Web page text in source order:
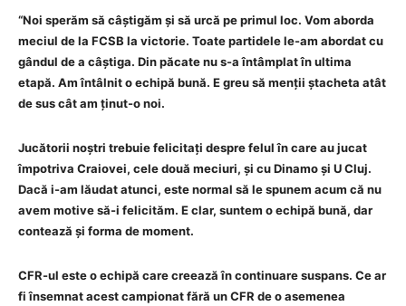
“Noi sperăm să câștigăm și să urcă pe primul loc. Vom aborda
meciul de la FCSB la victorie. Toate partidele le-am abordat cu
gândul de a câștiga. Din păcate nu s-a întâmplat în ultima
etapă. Am întâlnit o echipă bună. E greu să menții ștacheta atât
de sus cât am ținut-o noi.
Jucătorii noștri trebuie felicitați despre felul în care au jucat
împotriva Craiovei, cele două meciuri, și cu Dinamo și U Cluj.
Dacă i-am lăudat atunci, este normal să le spunem acum că nu
avem motive să-i felicităm. E clar, suntem o echipă bună, dar
contează și forma de moment.
CFR-ul este o echipă care creează în continuare suspans. Ce ar
fi însemnat acest campionat fără un CFR de o asemenea